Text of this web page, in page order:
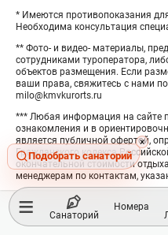
≡ Санаторий
Номера
* Имеются противопоказания
Необходима консультация
** Фото- и видео- материалы,
сотрудниками туроператора,
объектов размещения. Если
ваши права, свяжитесь с нами
milo@kmvkurorts.ru
*** Любая информация на сайте
ознакомления и в
является публичной офертой,
Гражданского кодекса
окончательной стоимости
менеджерам по контактам,
Подобрать санаторий
Hide
button
×